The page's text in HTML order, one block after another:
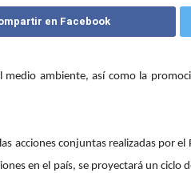
en Facebook
medio ambiente, así como la
acciones conjuntas realizadas por
en el país, se proyectará un